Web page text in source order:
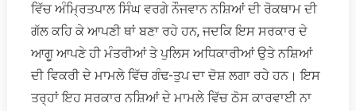
ਵਿੱਚ ਅੰਮ੍ਰਿਤਪਾਲ ਸਿੰਘ ਵਰਗੇ ਨੌਜਵਾਨ ਨਸ਼ਿਆਂ ਦੀ ਰੋਕਥਾਮ ਦੀ
ਗੱਲ ਕਹਿ ਕੇ ਆਪਣੀ ਥਾਂ ਬਣਾ ਰਹੇ ਹਨ, ਜਦਕਿ ਇਸ ਸਰਕਾਰ ਦੇ
ਆਗੂ ਆਪਣੇ ਹੀ ਮੰਤਰੀਆਂ ਤੇ ਪੁਲਿਸ ਅਧਿਕਾਰੀਆਂ ਉਤੇ ਨਸ਼ਿਆਂ
ਦੀ ਵਿਕਰੀ ਦੇ ਮਾਮਲੇ ਵਿੱਚ ਗੰਢ-ਤੁਪ ਦਾ ਦੋਸ਼ ਲਗਾ ਰਹੇ ਹਨ। ਇਸ
ਤਰ੍ਹਾਂ ਇਹ ਸਰਕਾਰ ਨਸ਼ਿਆਂ ਦੇ ਮਾਮਲੇ ਵਿੱਚ ਠੋਸ ਕਾਰਵਾਈ ਨਾ